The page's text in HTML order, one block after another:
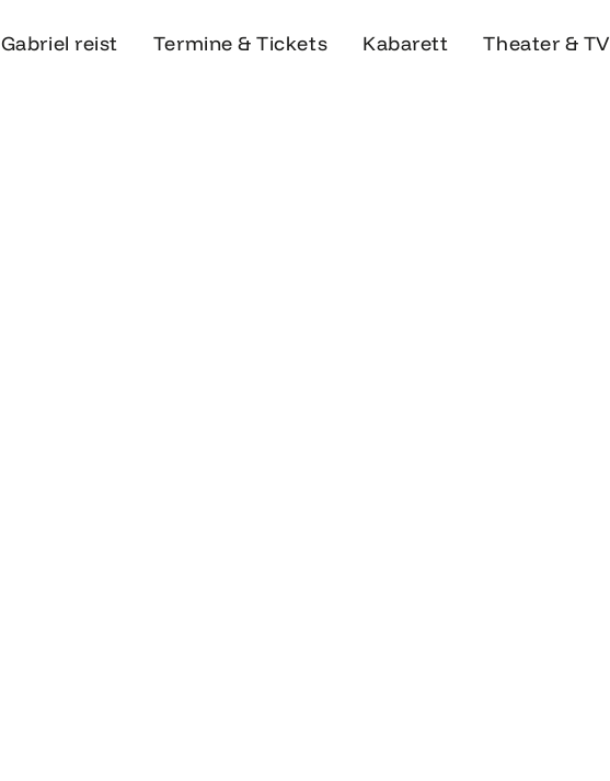
Gabriel reist Termine & Tickets Kabarett Theater & TV